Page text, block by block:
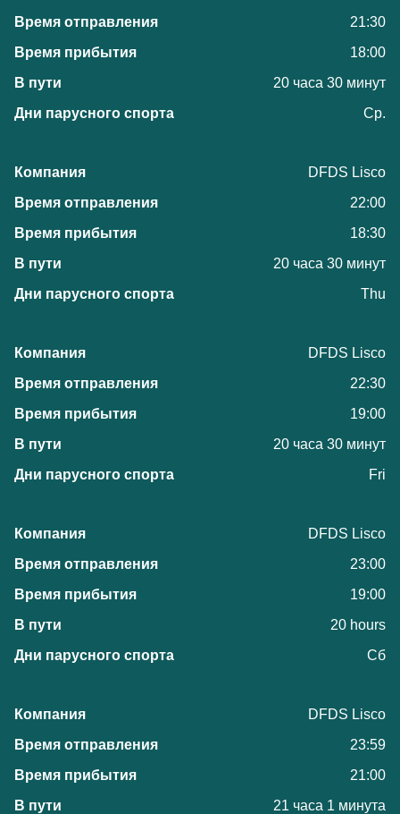
21:30
18:00
20 часа 30 минут
Ср.
DFDS Lisco
22:00
18:30
20 часа 30 минут
Thu
DFDS Lisco
22:30
19:00
20 часа 30 минут
Fri
DFDS Lisco
23:00
19:00
20 hours
Сб
DFDS Lisco
23:59
21:00
21 часа 1 минута